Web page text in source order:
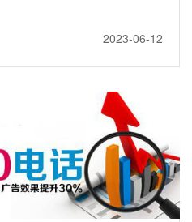
2023-06-12